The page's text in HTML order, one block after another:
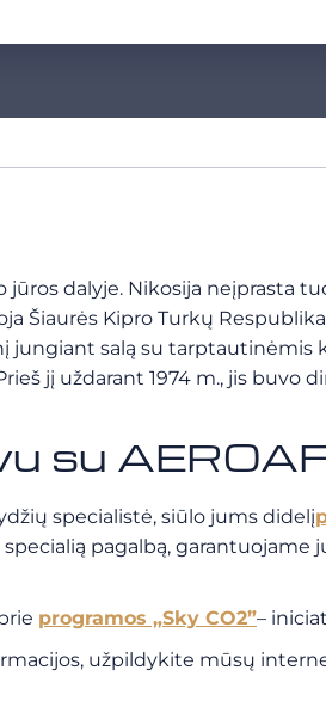
dalyje. Nikosija neįprasta
Šiaurės Kipro Turkų
jungiant salą su
jį uždarant 1974 m., jis buvo
su
specialistė, siūlo jums didelį
pagalbą,
programos „Sky CO2”–
užpildykite mūsų